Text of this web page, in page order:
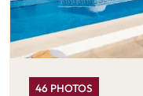
46 PHOTOS